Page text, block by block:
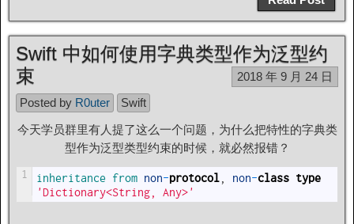
Swift 中如何使用字典类型作为泛型约
束
2018 年 9 月 24 日
Posted by R0uter
Swift
今天学员群里有人提了这么一个问题，为什么把特性的字典类
型作为泛型类型约束的时候，就必然报错？
1 inheritance from non-protocol non-class type
'Dictionary<String, Any>'